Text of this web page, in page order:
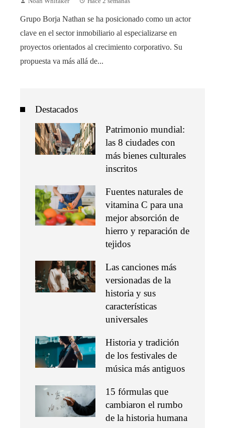
Grupo Borja Nathan se ha posicionado como un actor
clave en el sector inmobiliario al especializarse en
proyectos orientados al crecimiento corporativo. Su
propuesta va más allá de...
Destacados
Patrimonio mundial:
las 8 ciudades con
más bienes culturales
inscritos
Fuentes naturales de
vitamina C para una
mejor absorción de
hierro y reparación de
tejidos
Las canciones más
versionadas de la
historia y sus
características
universales
Historia y tradición
de los festivales de
música más antiguos
15 fórmulas que
cambiaron el rumbo
de la historia humana